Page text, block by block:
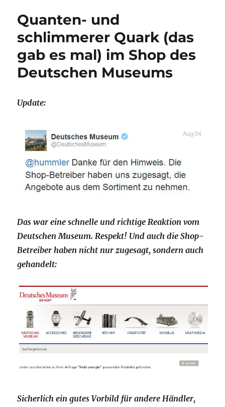
Quanten- und
schlimmerer Quark (das
gab es mal) im Shop des
Deutschen Museums
Update:
Das war eine schnelle und richtige Reaktion vom
Deutschen Museum. Respekt! Und auch die Shop-
Betreiber haben nicht nur zugesagt, sondern auch
gehandelt:
Sicherlich ein gutes Vorbild für andere Händler,